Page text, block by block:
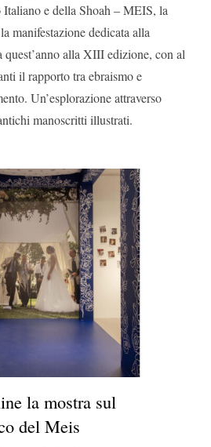
e della Shoah – MEIS, la
manifestazione dedicata alla
quest’anno alla XIII edizione, con al
il rapporto tra ebraismo e
Un’esplorazione attraverso
manoscritti illustrati.
la mostra sul
del Meis